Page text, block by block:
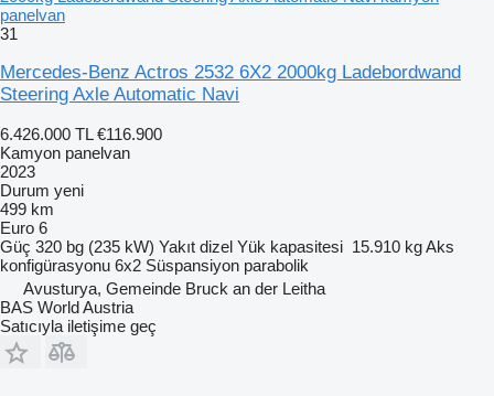
panelvan
31
Mercedes-Benz Actros 2532 6X2 2000kg Ladebordwand
Steering Axle Automatic Navi
6.426.000 TL €116.900
Kamyon panelvan
2023
Durum yeni
499 km
Euro 6
Güç 320 bg (235 kW) Yakıt dizel Yük kapasitesi 15.910 kgAks
konfigürasyonu 6x2 Süspansiyon parabolik
Avusturya, Gemeinde Bruck an der Leitha
BAS World Austria
Satıcıyla iletişime geç